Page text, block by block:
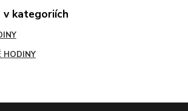
v kategoriích
HODINY